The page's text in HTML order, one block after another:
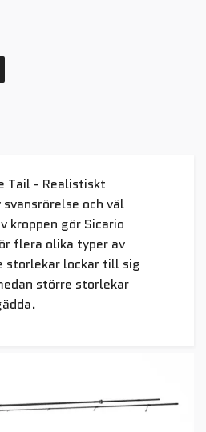
Tail - Realistiskt
och väl
kroppen gör Sicario
flera olika typer av
storlekar lockar till sig
större storlekar